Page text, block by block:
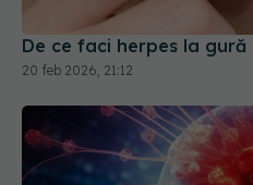
20 feb 2026, 21:12